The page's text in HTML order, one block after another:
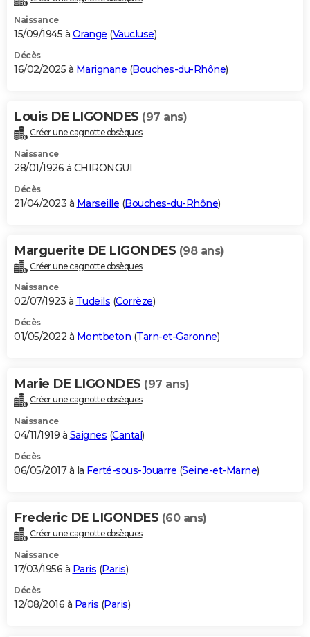
Naissance
15/09/1945 à Orange (Vaucluse)
Décès
16/02/2025 à Marignane (Bouches-du-Rhône)
Louis DE LIGONDES (97 ans)
Créer une cagnotte obsèques
Naissance
28/01/1926 à CHIRONGUI
Décès
21/04/2023 à Marseille (Bouches-du-Rhône)
Marguerite DE LIGONDES (98 ans)
Créer une cagnotte obsèques
Naissance
02/07/1923 à Tudeils (Corrèze)
Décès
01/05/2022 à Montbeton (Tarn-et-Garonne)
Marie DE LIGONDES (97 ans)
Créer une cagnotte obsèques
Naissance
04/11/1919 à Saignes (Cantal )
Décès
06/05/2017 à la Ferté-sous-Jouarre (Seine-et-Marne)
Frederic DE LIGONDES (60 ans)
Créer une cagnotte obsèques
Naissance
17/03/1956 à Paris (Paris)
Décès
12/08/2016 à Paris (Paris)